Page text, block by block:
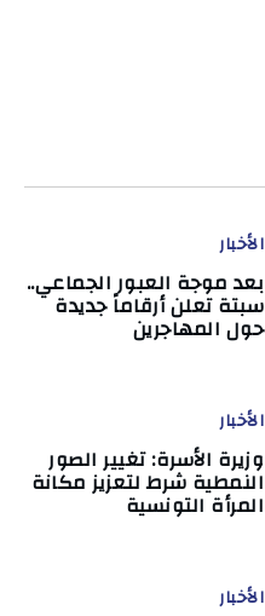
الأخبار
بعد موجة العبور الجماعي..
سبتة تعلن أرقاماً جديدة
حول المهاجرين
الأخبار
وزيرة الأسرة: تغيير الصور
النمطية شرط لتعزيز مكانة
المرأة التونسية
الأخبار